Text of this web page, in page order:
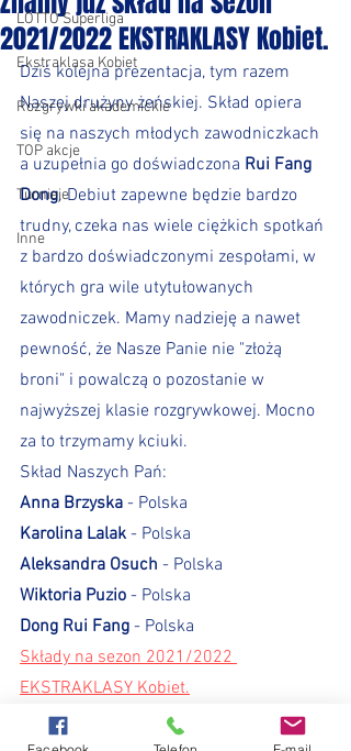
LOTTO Superliga
Ekstraklasa Kobiet
Rozgrywki akademickie
TOP akcje
Turnieje
Inne
2021/2022 EKSTRAKLASY Kobiet.
Dziś kolejna prezentacja, tym razem
Naszej drużyny żeńskiej. Skład opiera
się na naszych młodych zawodniczkach
a uzupełnia go doświadczona Rui Fang
Dong. Debiut zapewne będzie bardzo
trudny, czeka nas wiele ciężkich spotkań
z bardzo doświadczonymi zespołami, w
których gra wile utytułowanych
zawodniczek. Mamy nadzieję a nawet
pewność, że Nasze Panie nie "złożą
broni" i powalczą o pozostanie w
najwyższej klasie rozgrywkowej. Mocno
za to trzymamy kciuki.
Skład Naszych Pań:
Anna Brzyska - Polska
Karolina Lalak - Polska
Aleksandra Osuch - Polska
Wiktoria Puzio - Polska
Dong Rui Fang - Polska
Składy na sezon 2021/2022
EKSTRAKLASY Kobiet.